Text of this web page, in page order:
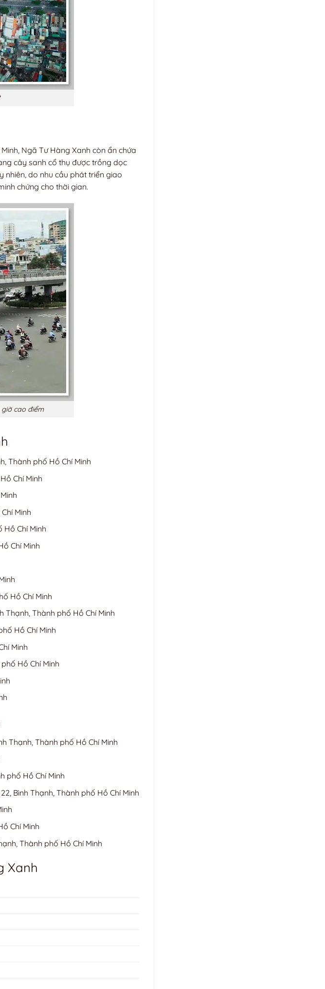
Ngã Tư Hàng Xanh còn ẩn chứa
cây sanh cổ thụ được trồng dọc
nhiên, do nhu cầu phát triển giao
chứng cho thời gian.
cao điểm
Thành phố Hồ Chí Minh
Chí Minh
Minh
Chí Minh
Chí Minh
Hồ Chí Minh
Thạnh, Thành phố Hồ Chí Minh
Hồ Chí Minh
Minh
Hồ Chí Minh
Thạnh, Thành phố Hồ Chí Minh
phố Hồ Chí Minh
Bình Thạnh, Thành phố Hồ Chí Minh
Chí Minh
Thành phố Hồ Chí Minh
Xanh